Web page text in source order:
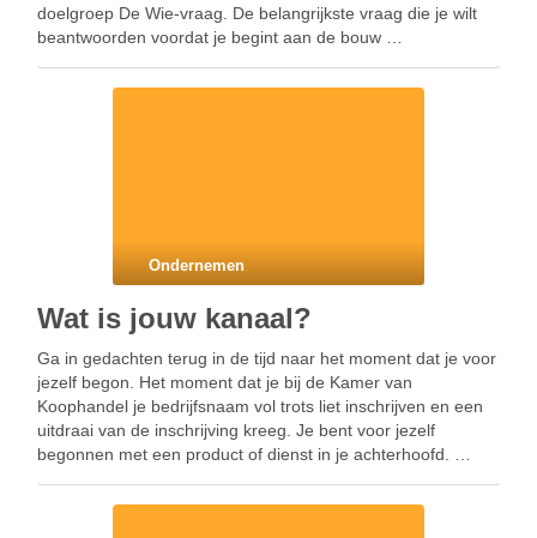
doelgroep De Wie-vraag. De belangrijkste vraag die je wilt
beantwoorden voordat je begint aan de bouw …
Ondernemen
Wat is jouw kanaal?
Ga in gedachten terug in de tijd naar het moment dat je voor
jezelf begon. Het moment dat je bij de Kamer van
Koophandel je bedrijfsnaam vol trots liet inschrijven en een
uitdraai van de inschrijving kreeg. Je bent voor jezelf
begonnen met een product of dienst in je achterhoofd. …